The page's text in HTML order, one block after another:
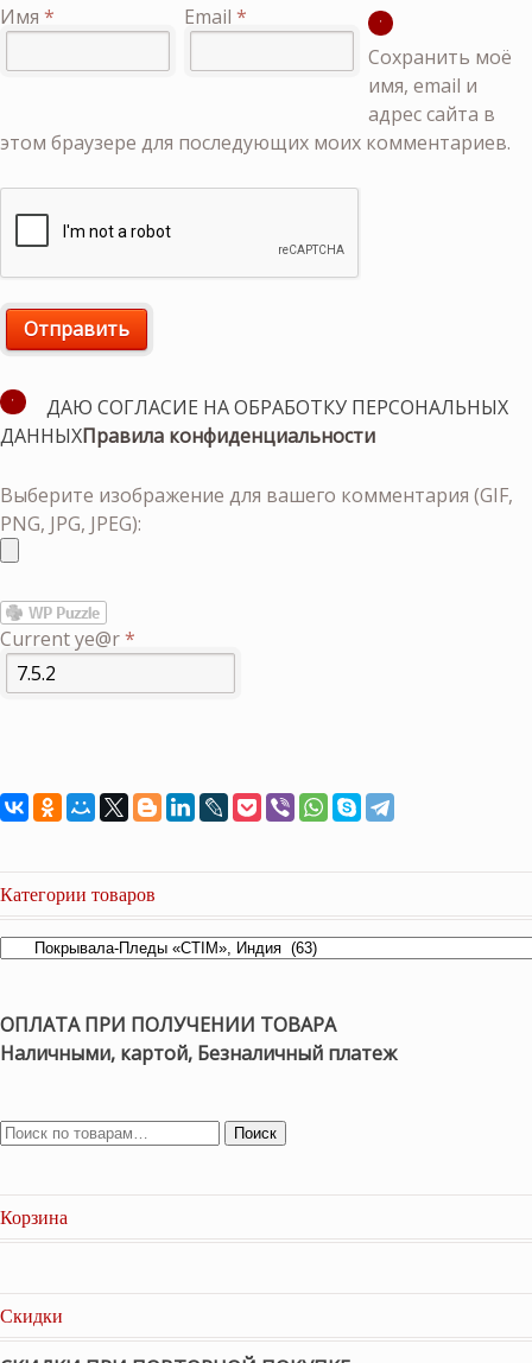
Имя * Email *
Сохранить моё
имя, email и
адрес сайта в
этом браузере для последующих моих комментариев.
ДАЮ СОГЛАСИЕ НА ОБРАБОТКУ ПЕРСОНАЛЬНЫХ
ДАННЫХПравила конфиденциальности
Выберите изображение для вашего комментария (GIF,
PNG, JPG, JPEG):
Current ye@r*
Категории товаров
ОПЛАТА ПРИ ПОЛУЧЕНИИ ТОВАРА
Наличными, картой, Безналичный платеж
Поиск
Корзина
Скидки